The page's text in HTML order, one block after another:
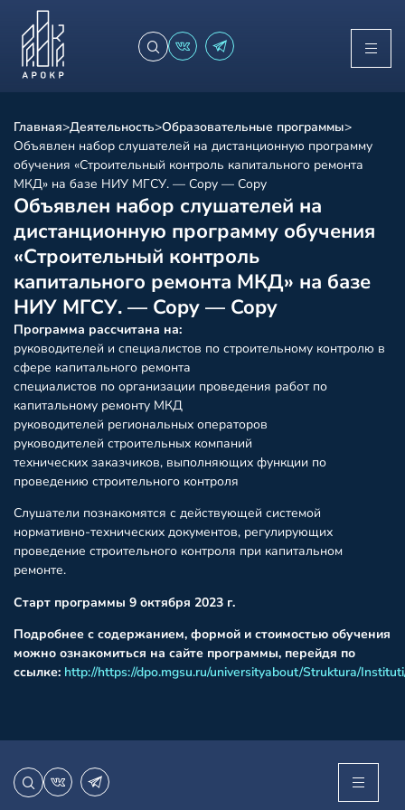
Главная>Деятельность>Образовательные программы>
Объявлен набор слушателей на дистанционную программу
обучения «Строительный контроль капитального ремонта
МКД» на базе НИУ МГСУ. — Copy — Copy
Объявлен набор слушателей на
дистанционную программу обучения
«Строительный контроль
капитального ремонта МКД» на базе
НИУ МГСУ. — Copy — Copy
Программа рассчитана на:
руководителей и специалистов по строительному контролю в
сфере капитального ремонта
специалистов по организации проведения работ по
капитальному ремонту МКД
руководителей региональных операторов
руководителей строительных компаний
технических заказчиков, выполняющих функции по
проведению строительного контроля
Слушатели познакомятся с действующей системой
нормативно-технических документов, регулирующих
проведение строительного контроля при капитальном
ремонте.
Старт программы 9 октября 2023 г.
Подробнее с содержанием, формой и стоимостью обучения
можно ознакомиться на сайте программы, перейдя по
ссылке: http://https://dpo.mgsu.ru/universityabout/Struktura/